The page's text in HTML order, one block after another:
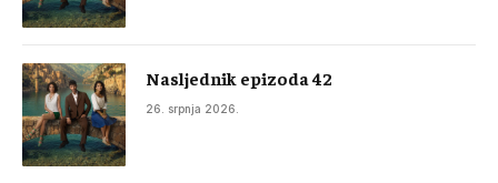
Nasljednik epizoda 42
26. srpnja 2026.